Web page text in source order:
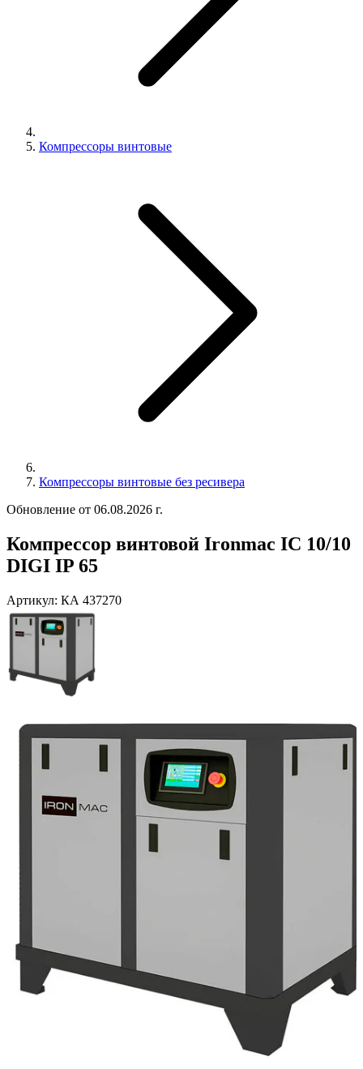
Компрессоры винтовые
Компрессоры винтовые без ресивера
Обновление от 06.08.2026 г.
Компрессор винтовой Ironmac IC 10/10
DIGI IP 65
Артикул: КА 437270